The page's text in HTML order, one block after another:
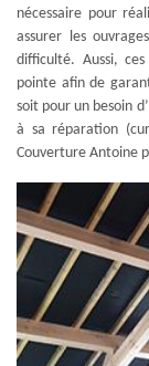
nécessaire pour
assurer les
difficulté. Aussi,
pointe afin de
soit pour un besoin
à sa réparation
Couverture Antoine